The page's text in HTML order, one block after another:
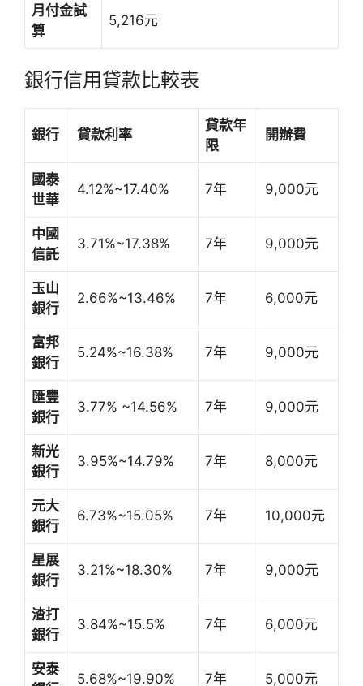
月付金試
算
5,216元
銀行信用貸款比較表
銀行 貸款利率
貸款年
限
開辦費
國泰
世華
4.12%~17.40% 7年 9,000元
中國
信託
3.71%~17.38% 7年 9,000元
玉山
銀行
2.66%~13.46% 7年 6,000元
富邦
銀行
5.24%~16.38% 7年 9,000元
匯豐
銀行
3.77% ~14.56% 7年 9,000元
新光
銀行
3.95%~14.79% 7年 8,000元
元大
銀行
6.73%~15.05% 7年 10,000元
星展
銀行
3.21%~18.30% 7年 9,000元
渣打
銀行
3.84%~15.5% 7年 6,000元
安泰
5.68%~19.90% 7年 5,000元